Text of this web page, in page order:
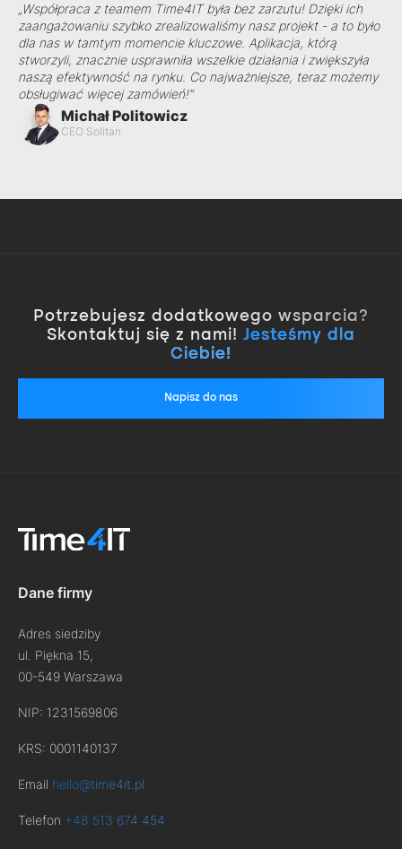
„Współpraca z teamem Time4IT była bez zarzutu! Dzięki ich
zaangażowaniu szybko zrealizowaliśmy nasz projekt - a to było
dla nas w tamtym momencie kluczowe. Aplikacja, którą
stworzyli, znacznie usprawniła wszelkie działania i zwiększyła
naszą efektywność na rynku. Co najważniejsze, teraz możemy
obsługiwać więcej zamówień!”
Michał Politowicz
CEO Solitan
Potrzebujesz dodatkowego wsparcia?
Skontaktuj się z nami! Jesteśmy dla
Ciebie!
Napisz do nas
Dane firmy
Adres siedziby
ul. Piękna 15,
00-549 Warszawa
NIP: 1231569806
KRS: 0001140137
Email hello@time4it.pl
Telefon +48 513 674 454